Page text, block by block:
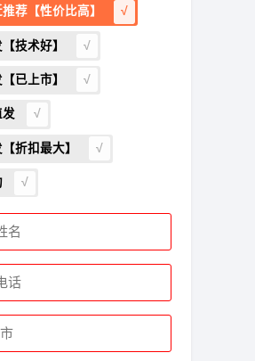
荐【性价比高】
技术好】
已上市】
发
折扣最大】